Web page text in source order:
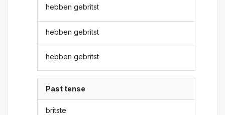
hebben gebritst
hebben gebritst
hebben gebritst
Past tense
britste